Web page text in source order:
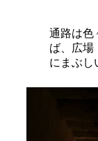
通路は色
ば、広場
にまぶし